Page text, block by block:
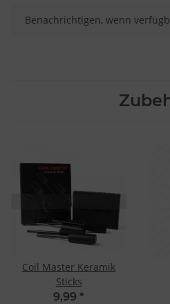
Benachrichtigen, wenn
Coil Master Keramik
Sticks
9,99 *